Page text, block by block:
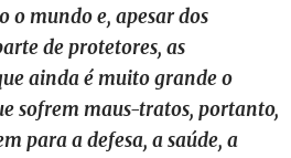
o mundo e, apesar dos
de protetores, as
ainda é muito grande o
sofrem maus-tratos, portanto,
para a defesa, a saúde, a